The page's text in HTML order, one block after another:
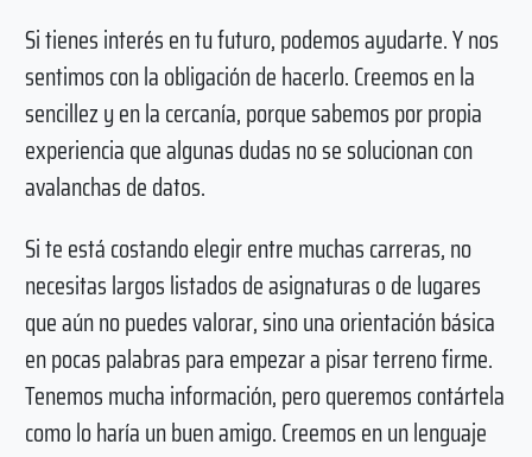
Si tienes interés en tu futuro, podemos ayudarte. Y nos
sentimos con la obligación de hacerlo. Creemos en la
sencillez y en la cercanía, porque sabemos por propia
experiencia que algunas dudas no se solucionan con
avalanchas de datos.
Si te está costando elegir entre muchas carreras, no
necesitas largos listados de asignaturas o de lugares
que aún no puedes valorar, sino una orientación básica
en pocas palabras para empezar a pisar terreno firme.
Tenemos mucha información, pero queremos contártela
como lo haría un buen amigo. Creemos en un lenguaje